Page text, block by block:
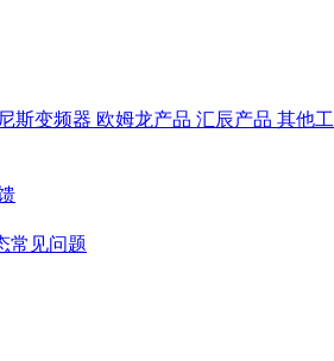
斯变频器 欧姆龙产品 汇辰产品 其他
常见问题